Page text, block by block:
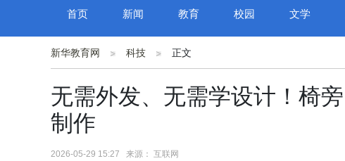
首页 新闻 教育 校园 文学
新华教育网 科技 正文
无需外发、无需学设计！椅
制作
2026-05-29 15:27 来源： 互联网